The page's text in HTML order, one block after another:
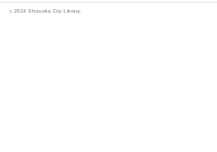
c 2024 Shizuoka City Library.